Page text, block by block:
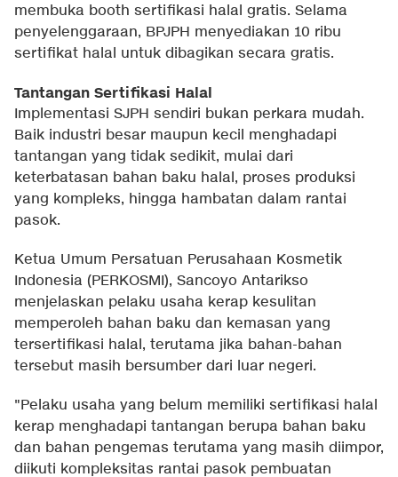
membuka booth sertifikasi halal gratis. Selama
penyelenggaraan, BPJPH menyediakan 10 ribu
sertifikat halal untuk dibagikan secara gratis.
Tantangan Sertifikasi Halal
Implementasi SJPH sendiri bukan perkara mudah.
Baik industri besar maupun kecil menghadapi
tantangan yang tidak sedikit, mulai dari
keterbatasan bahan baku halal, proses produksi
yang kompleks, hingga hambatan dalam rantai
pasok.
Ketua Umum Persatuan Perusahaan Kosmetik
Indonesia (PERKOSMI), Sancoyo Antarikso
menjelaskan pelaku usaha kerap kesulitan
memperoleh bahan baku dan kemasan yang
tersertifikasi halal, terutama jika bahan-bahan
tersebut masih bersumber dari luar negeri.
"Pelaku usaha yang belum memiliki sertifikasi halal
kerap menghadapi tantangan berupa bahan baku
dan bahan pengemas terutama yang masih diimpor,
diikuti kompleksitas rantai pasok pembuatan